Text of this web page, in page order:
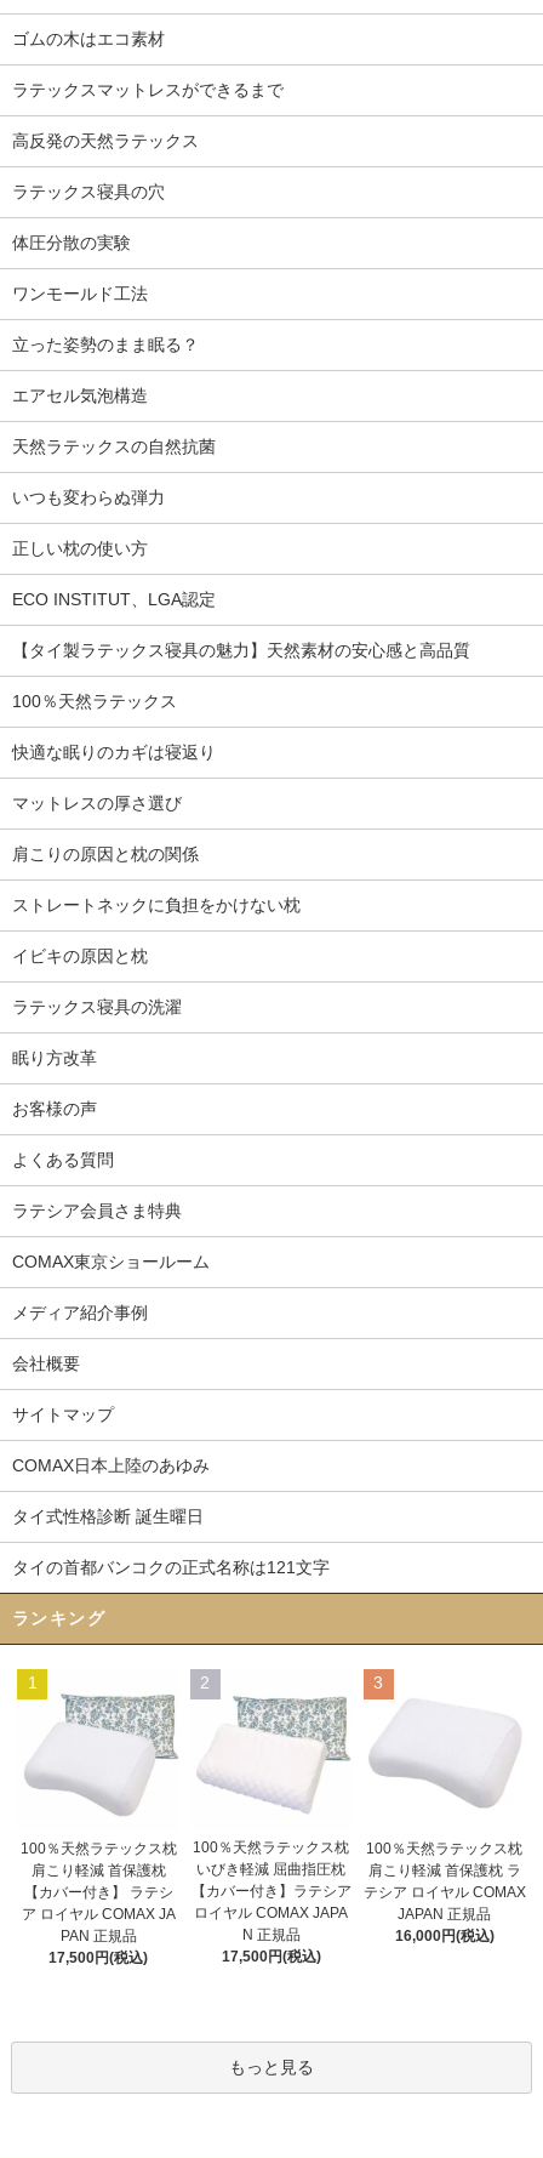
ゴムの木はエコ素材
ラテックスマットレスができるまで
高反発の天然ラテックス
ラテックス寝具の穴
体圧分散の実験
ワンモールド工法
立った姿勢のまま眠る？
エアセル気泡構造
天然ラテックスの自然抗菌
いつも変わらぬ弾力
正しい枕の使い方
ECO INSTITUT、LGA認定
【タイ製ラテックス寝具の魅力】天然素材の安心感と高品質
100％天然ラテックス
快適な眠りのカギは寝返り
マットレスの厚さ選び
肩こりの原因と枕の関係
ストレートネックに負担をかけない枕
イビキの原因と枕
ラテックス寝具の洗濯
眠り方改革
お客様の声
よくある質問
ラテシア会員さま特典
COMAX東京ショールーム
メディア紹介事例
会社概要
サイトマップ
COMAX日本上陸のあゆみ
タイ式性格診断 誕生曜日
タイの首都バンコクの正式名称は121文字
ランキング
1
100％天然ラテックス枕
肩こり軽減 首保護枕
【カバー付き】 ラテシ
ア ロイヤル COMAX JA
PAN 正規品
17,500円(税込)
2
100％天然ラテックス枕
いびき軽減 屈曲指圧枕
【カバー付き】ラテシア
ロイヤル COMAX JAPA
N 正規品
17,500円(税込)
3
100％天然ラテックス枕
肩こり軽減 首保護枕 ラ
テシア ロイヤル COMAX
JAPAN 正規品
16,000円(税込)
もっと見る